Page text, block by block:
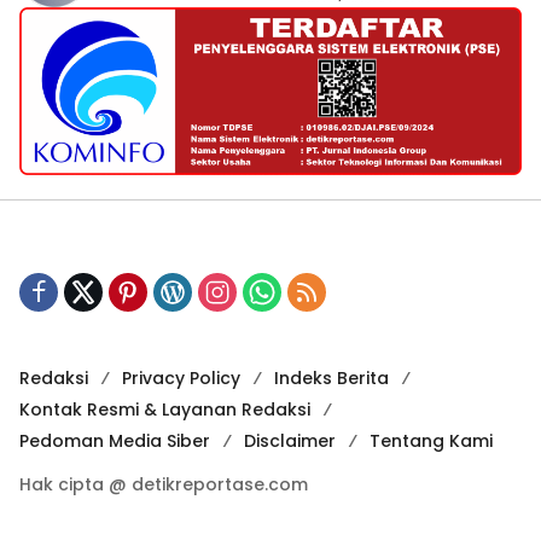
Redaksi Privacy Policy
Indeks Berita
Kontak Resmi & Layanan Redaksi
Pedoman Media Siber
Disclaimer
Tentang Kami
Hak cipta @ detikreportase.com